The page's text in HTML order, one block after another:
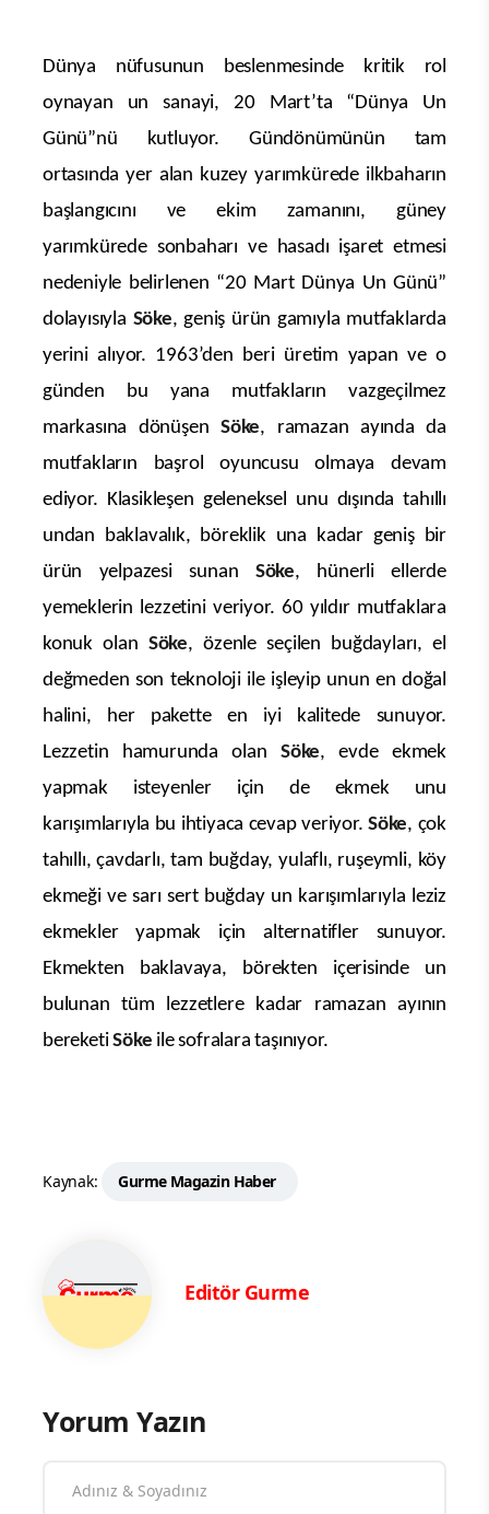
Dünya nüfusunun beslenmesinde kritik rol
oynayan un sanayi, 20 Mart’ta “Dünya Un
Günü”nü kutluyor. Gündönümünün tam
ortasında yer alan kuzey yarımkürede ilkbaharın
başlangıcını ve ekim zamanını, güney
yarımkürede sonbaharı ve hasadı işaret etmesi
nedeniyle belirlenen “20 Mart Dünya Un Günü”
dolayısıyla Söke, geniş ürün gamıyla mutfaklarda
yerini alıyor. 1963’den beri üretim yapan ve o
günden bu yana mutfakların vazgeçilmez
markasına dönüşenSöke, ramazan ayında da
mutfakların başrol oyuncusu olmaya devam
ediyor. Klasikleşen geleneksel unu dışında tahıllı
undan baklavalık, böreklik una kadar geniş bir
ürün yelpazesi sunan Söke, hünerli ellerde
yemeklerin lezzetini veriyor. 60 yıldır mutfaklara
konuk olan Söke, özenle seçilen buğdayları, el
değmeden son teknoloji ile işleyip unun en doğal
halini, her pakette en iyi kalitede sunuyor.
Lezzetin hamurunda olan Söke, evde ekmek
yapmak isteyenler için de ekmek unu
karışımlarıyla bu ihtiyaca cevap veriyor.Söke, çok
tahıllı, çavdarlı, tam buğday, yulaflı, ruşeymli, köy
ekmeği ve sarı sert buğday un karışımlarıyla leziz
ekmekler yapmak için alternatifler sunuyor.
Ekmekten baklavaya, börekten içerisinde un
bulunan tüm lezzetlere kadar ramazan ayının
bereketiSöke ile sofralara taşınıyor.
Kaynak: Gurme Magazin Haber
Editör Gurme
Yorum Yazın